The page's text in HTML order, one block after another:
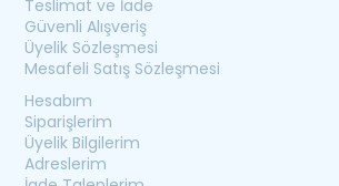
Teslimat ve İade
Güvenli Alışveriş
Üyelik Sözleşmesi
Mesafeli Satış Sözleşmesi
Hesabım
Siparişlerim
Üyelik Bilgilerim
Adreslerim